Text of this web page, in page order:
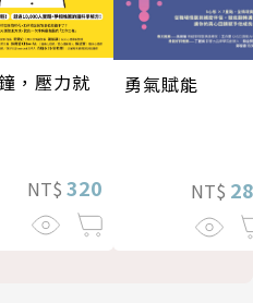
，壓力就
NT$ 320
勇氣賦能
NT$